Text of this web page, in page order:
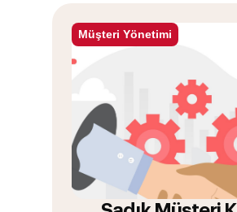
Müşteri Yönetimi